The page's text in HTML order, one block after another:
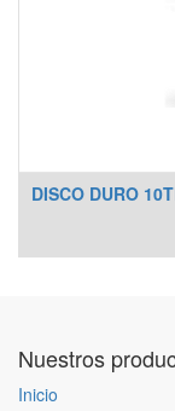
DISCO DURO
Nuestros
Inicio